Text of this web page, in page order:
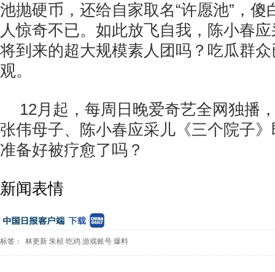
池抛硬币，还给自家取名“许愿池”，傻
人惊奇不已。如此放飞自我，陈小春
将到来的超大规模素人团吗？吃瓜群
观。
12月起，每周日晚爱奇艺全网独播
张伟母子、陈小春应采儿《三个院子
准备好被疗愈了吗？
新闻表情
标签： 林更新 朱桢 吃鸡 游戏账号 爆料